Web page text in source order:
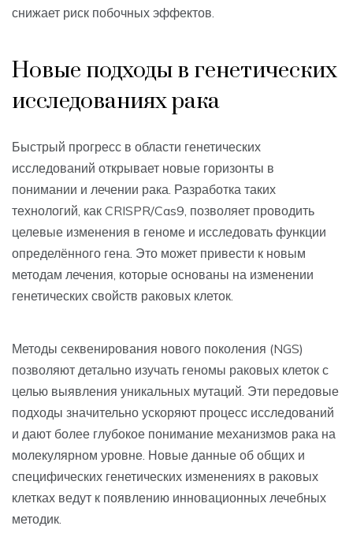
снижает риск побочных эффектов.
Новые подходы в генетических
исследованиях рака
Быстрый прогресс в области генетических
исследований открывает новые горизонты в
понимании и лечении рака. Разработка таких
технологий, как CRISPR/Cas9, позволяет проводить
целевые изменения в геноме и исследовать функции
определённого гена. Это может привести к новым
методам лечения, которые основаны на изменении
генетических свойств раковых клеток.
Методы секвенирования нового поколения (NGS)
позволяют детально изучать геномы раковых клеток с
целью выявления уникальных мутаций. Эти передовые
подходы значительно ускоряют процесс исследований
и дают более глубокое понимание механизмов рака на
молекулярном уровне. Новые данные об общих и
специфических генетических изменениях в раковых
клетках ведут к появлению инновационных лечебных
методик.